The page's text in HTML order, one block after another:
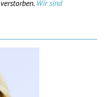
Wir sind